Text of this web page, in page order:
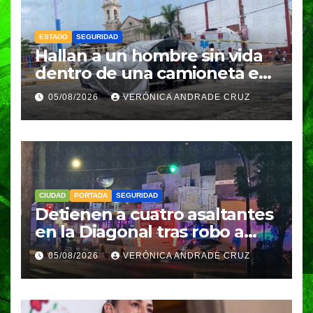
ESTADO SEGURIDAD
Hallan a un hombre sin vida
dentro de una camioneta en
Tenampulco; investigan
homicidio
05/08/2026 VERÓNICA ANDRADE CRUZ
CIUDAD PORTADA SEGURIDAD
Detienen a cuatro asaltantes
en la Diagonal tras robo a
Coppel en el Centro de
Puebla; recuperan celulares
y aseguran un arma
05/08/2026 VERÓNICA ANDRADE CRUZ